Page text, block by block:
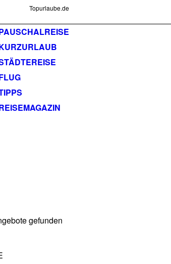
Topurlaube.de
gefunden